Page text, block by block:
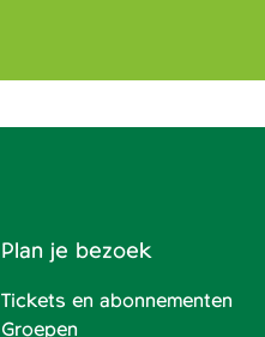
Plan je bezoek
Tickets en abonnementen
Groepen